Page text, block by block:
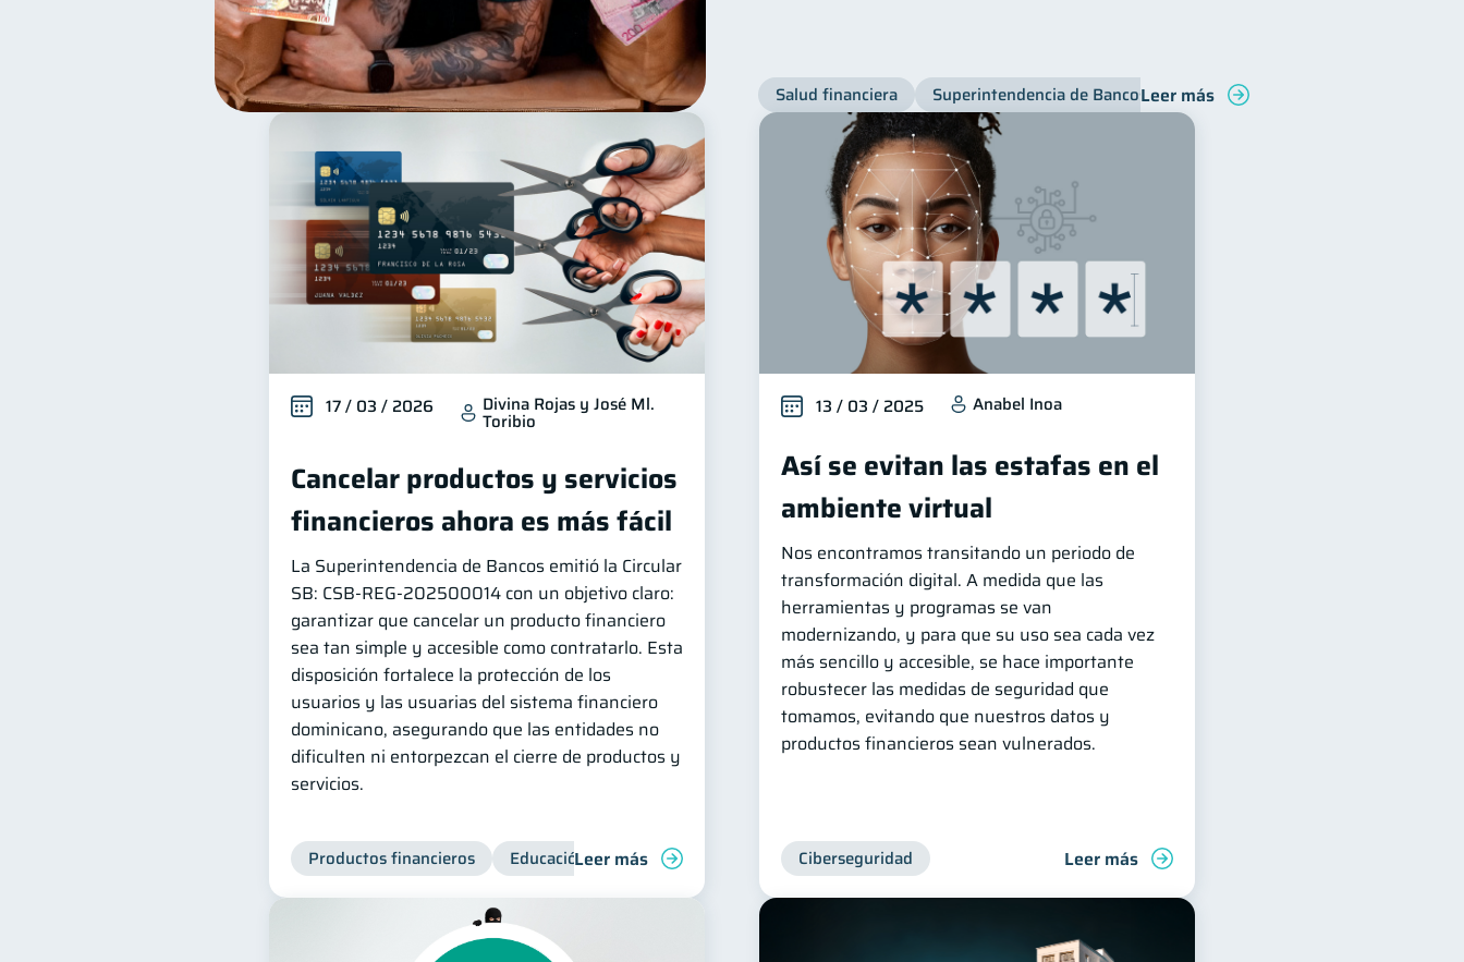
Salud financiera Superintendencia de BancosLeer más
17 / 03 / 2026 Divina Rojas y José Ml.
Toribio
Cancelar productos y servicios
financieros ahora es más fácil
La Superintendencia de Bancos emitió la Circular
SB: CSB‑REG‑202500014 con un objetivo claro:
garantizar que cancelar un producto financiero
sea tan simple y accesible como contratarlo. Esta
disposición fortalece la protección de los
usuarios y las usuarias del sistema financiero
dominicano, asegurando que las entidades no
dificulten ni entorpezcan el cierre de productos y
servicios.
Productos financieros Educación financiera Superintendencia de Bancos
Leer más
13 / 03 / 2025 Anabel Inoa
Así se evitan las estafas en el
ambiente virtual
Nos encontramos transitando un periodo de
transformación digital. A medida que las
herramientas y programas se van
modernizando, y para que su uso sea cada vez
más sencillo y accesible, se hace importante
robustecer las medidas de seguridad que
tomamos, evitando que nuestros datos y
productos financieros sean vulnerados.
Ciberseguridad Leer más